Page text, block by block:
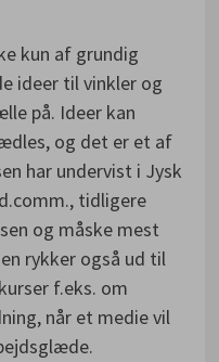
kun af grundig
ideer til vinkler og
på. Ideer kan
og det er et af
har undervist i Jysk
tidligere
og måske mest
rykker også ud til
f.eks. om
når et medie vil